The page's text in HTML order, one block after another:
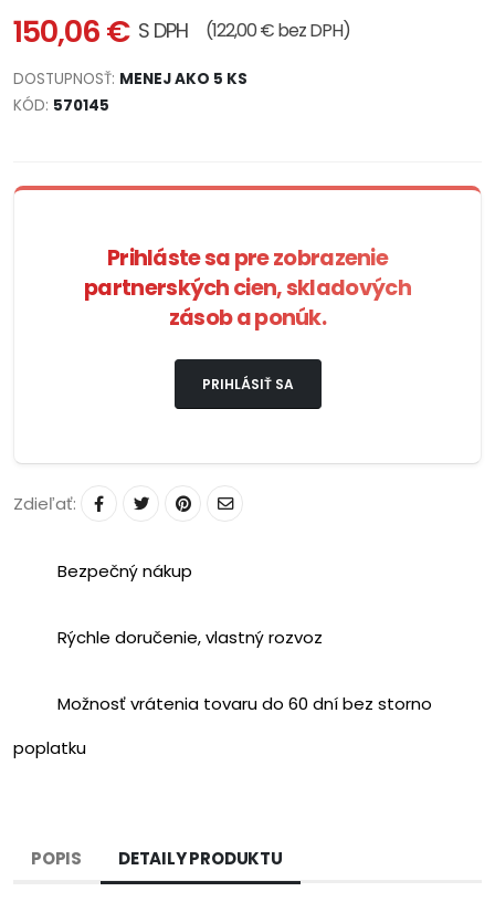
150,06 € S DPH (122,00 € bez DPH)
DOSTUPNOSŤ: MENEJ AKO 5 KS
KÓD: 570145
Prihláste sa pre zobrazenie
partnerských cien, skladových
zásob a ponúk.
PRIHLÁSIŤ SA
Zdieľať:
Bezpečný nákup
Rýchle doručenie, vlastný rozvoz
Možnosť vrátenia tovaru do 60 dní bez storno
poplatku
POPIS DETAILY PRODUKTU